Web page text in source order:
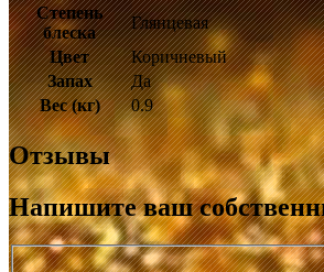
Степень
блеска
Глянцевая
Цвет
Коричневый
Запах
Да
Вес (кг)
0.9
Отзывы
Напишите ваш